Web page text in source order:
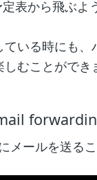
表から飛ぶよ
いる時にも、
むことができ
メールを送るこ